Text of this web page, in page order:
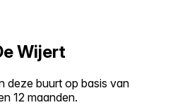
Wijert
deze buurt op basis van
12 maanden.